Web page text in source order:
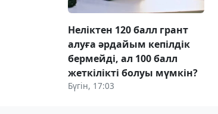
Неліктен 120 балл грант
алуға әрдайым кепілдік
бермейді, ал 100 балл
жеткілікті болуы мүмкін?
Бүгін, 17:03